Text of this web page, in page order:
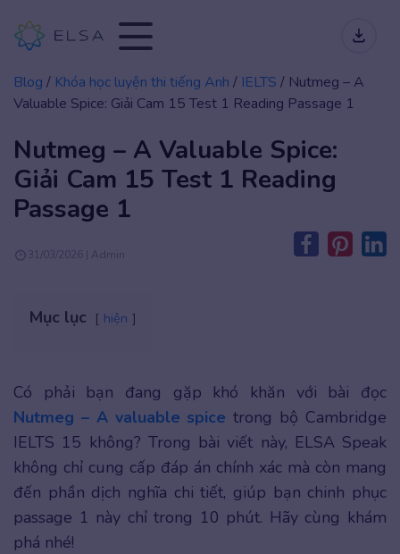
Blog / Khóa học luyện thi tiếng Anh / IELTS / Nutmeg – A
Valuable Spice: Giải Cam 15 Test 1 Reading Passage 1
Nutmeg – A Valuable Spice:
Giải Cam 15 Test 1 Reading
Passage 1
31/03/2026 | Admin
Mục lục hiện
Có phải bạn đang gặp khó khăn với bài đọc
Nutmeg – A valuable spice trong bộ Cambridge
IELTS 15 không? Trong bài viết này, ELSA Speak
không chỉ cung cấp đáp án chính xác mà còn mang
đến phần dịch nghĩa chi tiết, giúp bạn chinh phục
passage 1 này chỉ trong 10 phút. Hãy cùng khám
phá nhé!